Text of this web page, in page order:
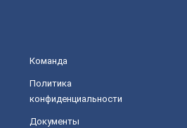
Команда
Политика
конфиденциальности
Документы